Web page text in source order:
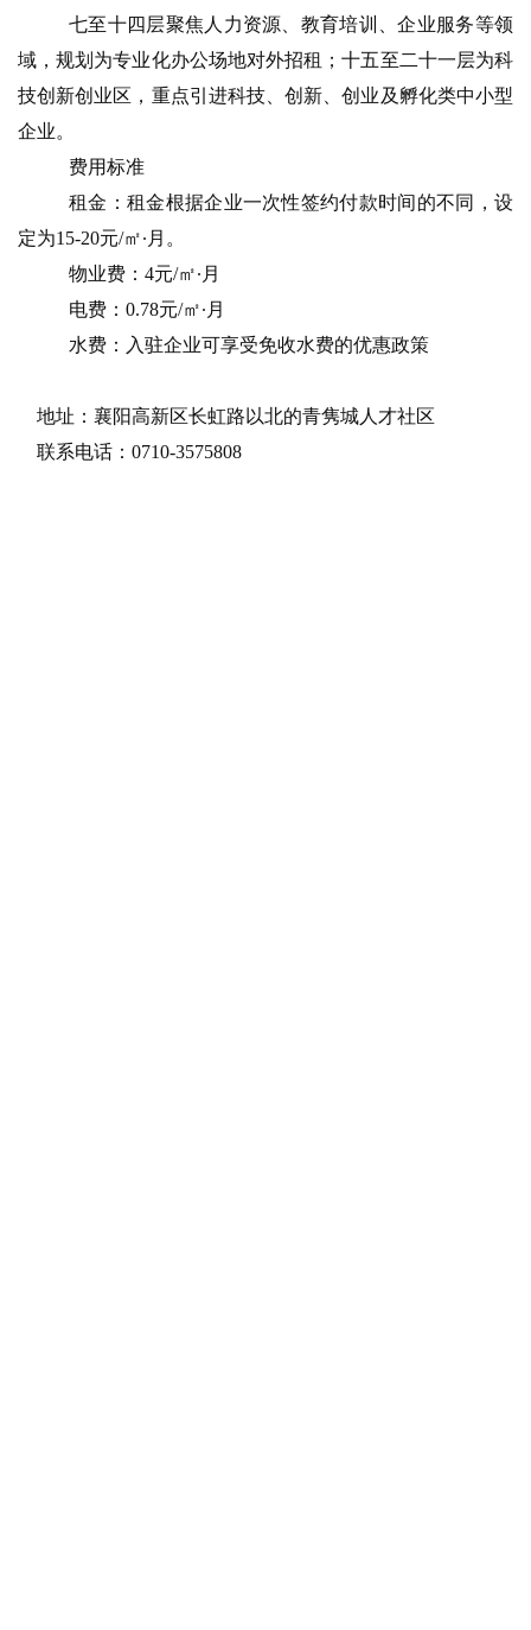
七至十四层聚焦人力资源、教育培训、企业服务等领
域，规划为专业化办公场地对外招租；十五至二十一层为科
技创新创业区，重点引进科技、创新、创业及孵化类中小型
企业。
费用标准
租金：租金根据企业一次性签约付款时间的不同，设
定为15-20元/㎡∙月。
物业费：4元/㎡∙月
电费：0.78元/㎡∙月
水费：入驻企业可享受免收水费的优惠政策
地址：襄阳高新区长虹路以北的青隽城人才社区
联系电话：0710-3575808